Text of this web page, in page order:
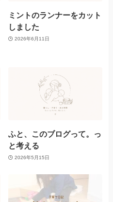
ミントのランナーをカット
しました
2026年6月11日
ふと、このブログって。っ
と考える
2026年5月15日